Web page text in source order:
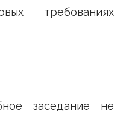
требованиях
заседание не